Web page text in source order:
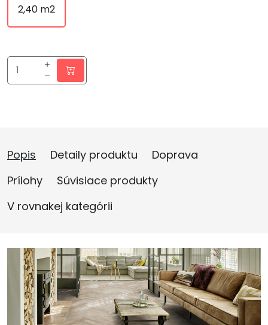
2,40 m2
Popis Detaily produktu
Doprava
Prílohy
Súvisiace produkty
V rovnakej kategórii